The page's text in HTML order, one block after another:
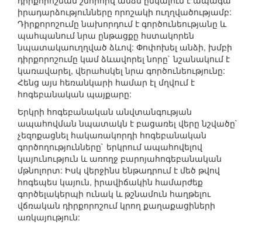
իրադարձությունները որոշակի ուղղվածությամբ:
Դիրքորոշումը նախորդում է գործունեությանը և
պահպանում նրա ընթացքը հստակորեն
նպատակաուղղված ձևով: Փոփոխել անձի, խմբի
դիրքորոշումը կամ ձևավորել նորը` նշանակում է
կառավարել, վերահսկել նրա գործունեությունը:
Հենց այս հեռանկարի համար էլ մղվում է
հոգեբանական պայքարը:
Երկրի հոգեբանական անվտանգության
ապահովման նպատակն է բացառել վերը նշվածը`
չեզոքացնել հակառակորդի հոգեբանական
գործողությունները` երկրում ապահովելով
կայունություն և առողջ բարոյահոգեբանական
մթնոլորտ: Իսկ վերջինս ենթադրում է մեծ թվով
հոգեպես կայուն, իրավիճակին համարժեք
գործելակերպի ունակ և թշնամուն հաղթելու
վճռական դիրքորոշում կրող քաղաքացիների
առկայություն: